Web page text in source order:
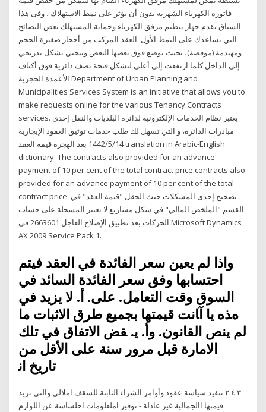
فاتورة الكهرباء الشهرية بدون أن يؤثر على نمط الاستهلاك ، وفى هذا
السياق يقدم جهاز تنظيم مرفق الكهرباء وحماية المستهلك بعض النصائح
التي تساعدك على النمط الأول: العقد المركب من أحجار صغيرة الحجم
ومهندمة (موقصة)، بحيث توضع فوق بعضها البعض وتنحني بشكل تدريجي
إلى الداخل كلما ارتفعت إلى أعلى لتشكل فتحة نصف دائرية فوق أكتاف
الأعمدة الحجرية Department of Urban Planning and
Municipalities Services System is an initiative that allows you to
make requests online for the various Tenancy Contracts
services. يعتبر نظام الخدمات الإلكترونية لدائرة البلديات والنقل إحدى
مبادرات الدائرة، و التي تسهل لك طلب خدمات توثيق العقود الإيجارية
14‏‏/5‏‏/1442 بعد الهجرة قيمة العقد translation in Arabic-English
dictionary. The contracts also provided for an advance
payment of 10 per cent of the total contract price.contracts also
provided for an advance payment of 10 per cent of the total
contract price. تصحيح إحدى المشكلات حيث الحقل "قيمة العقد" في
القسم "الملخص المالي" في شكل مشاريع لا تعتبر المسجلة على حساب
الحركات بعد تطبيق الإصلاح العاجل 2663601 في Microsoft Dynamics
AX 2009 Service Pack 1.
واذا ﻟﻢ ﻳﻌﻴﻦ ﺳﻌﺮ اﻟﻔﺎﺋﺪة ﻓﻲ اﻟﻌﻘﺪ ﻓﻴﺘﻢ
اﺣﺘﺴﺎﺑﻬﺎ وﻓﻖ ﺳﻌﺮ اﻟﻔﺎﺋﺪة اﻟﺴﺎﺋﺪ ﻓﻲ
اﻟﺴﻮق وﻗﺖ اﻟﺘﻌﺎﻣﻞ. ﻋﻠﻰ. أ. ﻻ ﻳﺰﻳﺪ ﻓﻲ
هﺬﻩ ﻳﺎ آﺎﻧﺖ ﻗﻴﻤﺘﻬﺎ ﺑﺠﻤﻴﻊ ﻃﺮق اﻻﺛﺒﺎت ﻣﺎ
ﻟﻢ ﻳﻨﺺ اﻟﻘﺎﻧﻮن. وأ. ﻳ. ﻘﺾ اﻻﺗﻔﺎق ﻓﻲ ﺗﻠﻚ
اﻻﻣﺎرة ﻗﺒﻞ ﻣﺮور ﺳﻨﺔ ﻋﻠﻰ اﻷﻗﻞ ﻣﻦ
ﺗﺎرﻳﺦ اﻧ
٢.٤.٣ تنفيذ سياسة عقود وأوامر الشراء الثابتة للسقف املالي والتي تزيد
قيمتها االجمالية غير عادلة - توفير املعلومات احلساسة عن اللوازم